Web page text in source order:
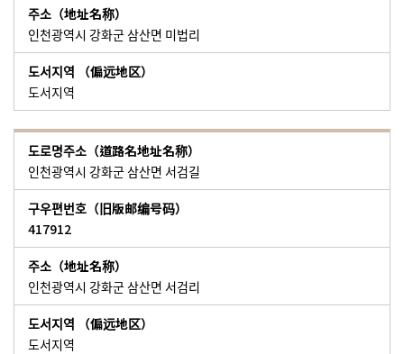
인천광역시 강화군 삼산면 미법리
도서지역
인천광역시 강화군 삼산면 서검길
417912
인천광역시 강화군 삼산면 서검리
도서지역